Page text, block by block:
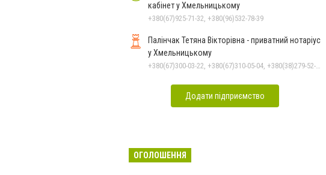
кабінет у Хмельницькому
+380(67)925-71-32, +380(96)532-78-39
Палінчак Тетяна Вікторівна - приватний нотаріус
у Хмельницькому
+380(67)300-03-22, +380(67)310-05-04, +380(38)279-52-33
Додати підприємство
ОГОЛОШЕННЯ